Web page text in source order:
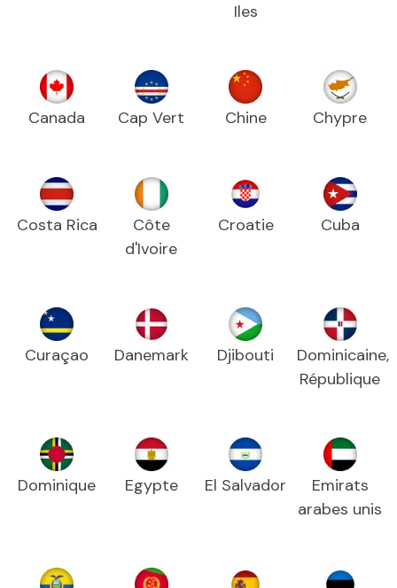
Iles
Canada Cap Vert Chine Chypre
Costa Rica
Côte
d'Ivoire
Croatie Cuba
Curaçao Danemark Djibouti
Dominicaine,
République
Dominique Egypte El Salvador
Emirats
arabes unis